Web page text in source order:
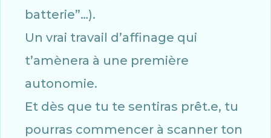
batterie”…).
Un vrai travail d’affinage qui
t’amènera à une première
autonomie.
Et dès que tu te sentiras prêt.e, tu
pourras commencer à scanner ton